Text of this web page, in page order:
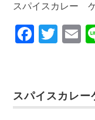
スパイスカレー
F
e
b
T
er
E
スパイスカレー